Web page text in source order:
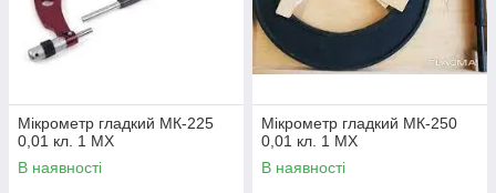
Мікрометр гладкий МК-225
0,01 кл. 1 MX
В наявності
Мікрометр гладкий МК-250
0,01 кл. 1 MX
В наявності